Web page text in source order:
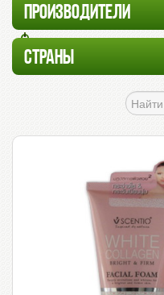
ПРОИЗВОДИТЕЛИ
СТРАНЫ